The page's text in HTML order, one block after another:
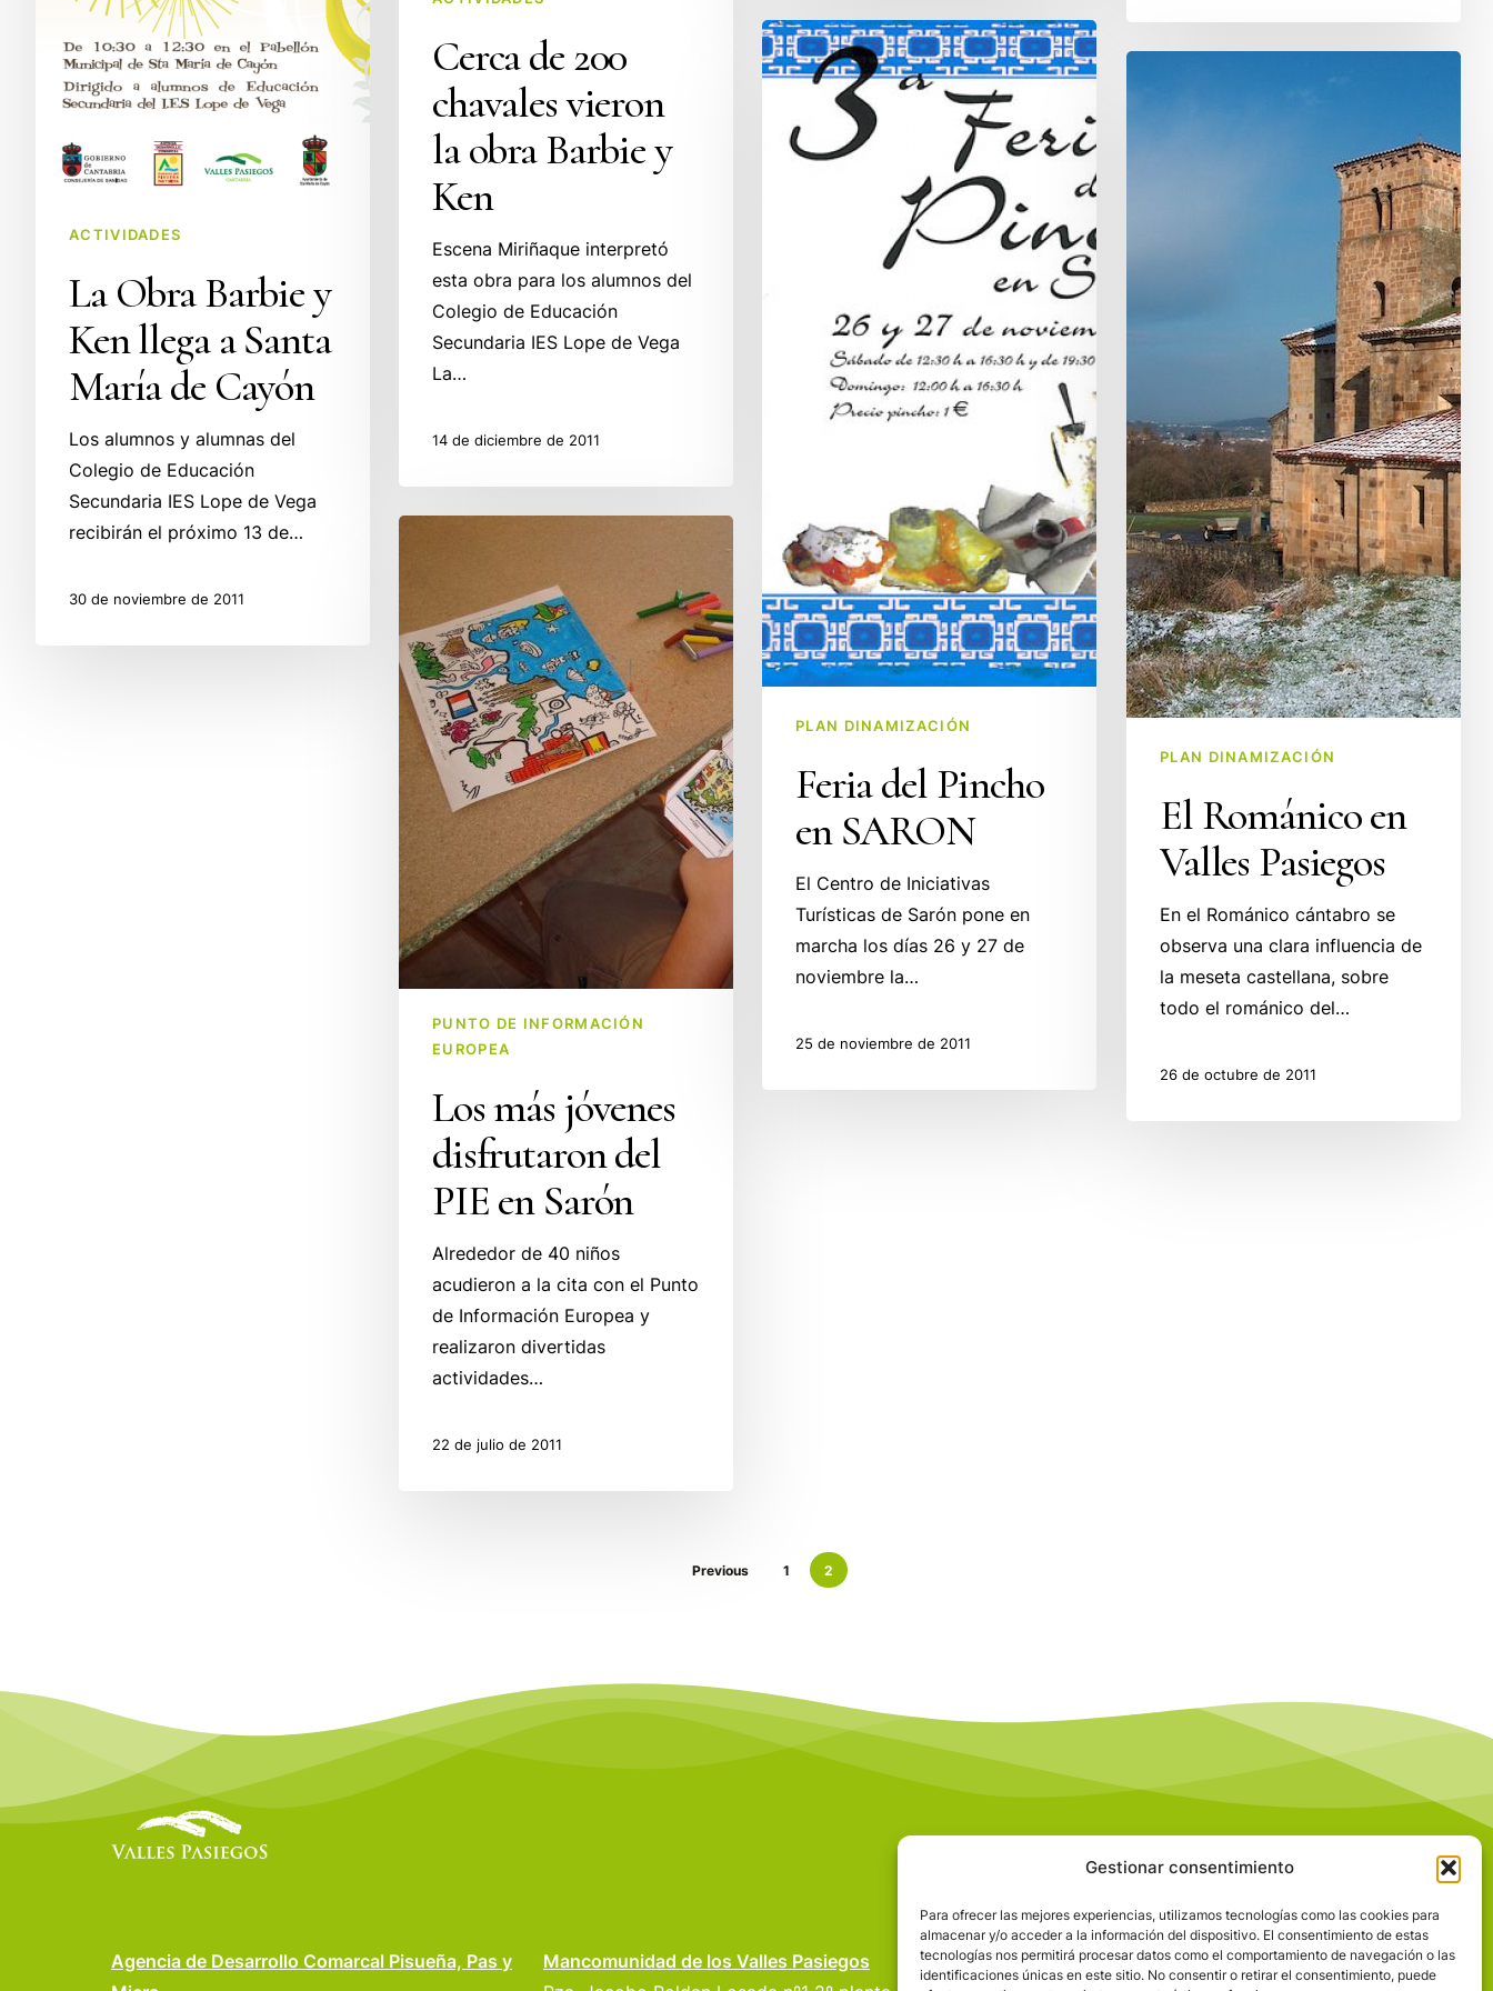
Gestionar consentimiento
Para ofrecer las mejores experiencias, utilizamos tecnologías como las cookies para
almacenar y/o acceder a la información del dispositivo. El consentimiento de estas
tecnologías nos permitirá procesar datos como el comportamiento de navegación o las
identificaciones únicas en este sitio. No consentir o retirar el consentimiento, puede
Cerca de 200
chavales vieron
la obra Barbie y
Ken
Escena Miriñaque interpretó
esta obra para los alumnos del
Colegio de Educación
Secundaria IES Lope de Vega
La…
14 de diciembre de 2011
ACTIVIDADES
La Obra Barbie y
Ken llega a Santa
María de Cayón
Los alumnos y alumnas del
Colegio de Educación
Secundaria IES Lope de Vega
recibirán el próximo 13 de…
30 de noviembre de 2011
Feria
del
SARON
PLAN DINAMIZACIÓN
Feria del Pincho
en SARON
El Centro de Iniciativas
Turísticas de Sarón pone en
marcha los días 26 y 27 de
noviembre la…
25 de noviembre de 2011
PLAN DINAMIZACIÓN
El Románico en
Valles Pasiegos
En el Románico cántabro se
observa una clara influencia de
la meseta castellana, sobre
todo el románico del…
26 de octubre de 2011
disfrutaron
del
PIE
en
Sarón
PUNTO DE INFORMACIÓN
EUROPEA
Los más jóvenes
disfrutaron del
PIE en Sarón
Alrededor de 40 niños
acudieron a la cita con el Punto
de Información Europea y
realizaron divertidas
actividades…
22 de julio de 2011
Previous 1 2
Agencia de Desarrollo Comarcal Pisueña, Pas y
Mancomunidad de los Valles Pasiegos
VALLE DEL MIERA